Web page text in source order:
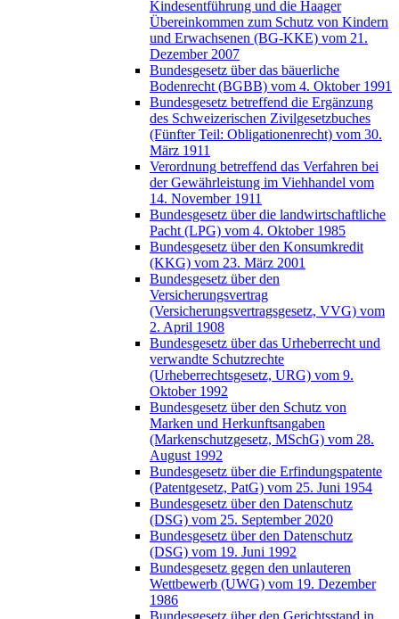
Kindesentführung und die Haager
Übereinkommen zum Schutz von Kindern
und Erwachsenen (BG-KKE) vom 21.
Dezember 2007
Bundesgesetz über das bäuerliche
Bodenrecht (BGBB) vom 4. Oktober 1991
Bundesgesetz betreffend die Ergänzung
des Schweizerischen Zivilgesetzbuches
(Fünfter Teil: Obligationenrecht) vom 30.
März 1911
Verordnung betreffend das Verfahren bei
der Gewährleistung im Viehhandel vom
14. November 1911
Bundesgesetz über die landwirtschaftliche
Pacht (LPG) vom 4. Oktober 1985
Bundesgesetz über den Konsumkredit
(KKG) vom 23. März 2001
Bundesgesetz über den
Versicherungsvertrag
(Versicherungsvertragsgesetz, VVG) vom
2. April 1908
Bundesgesetz über das Urheberrecht und
verwandte Schutzrechte
(Urheberrechtsgesetz, URG) vom 9.
Oktober 1992
Bundesgesetz über den Schutz von
Marken und Herkunftsangaben
(Markenschutzgesetz, MSchG) vom 28.
August 1992
Bundesgesetz über die Erfindungspatente
(Patentgesetz, PatG) vom 25. Juni 1954
Bundesgesetz über den Datenschutz
(DSG) vom 25. September 2020
Bundesgesetz über den Datenschutz
(DSG) vom 19. Juni 1992
Bundesgesetz gegen den unlauteren
Wettbewerb (UWG) vom 19. Dezember
1986
Bundesgesetz über den Gerichtsstand in